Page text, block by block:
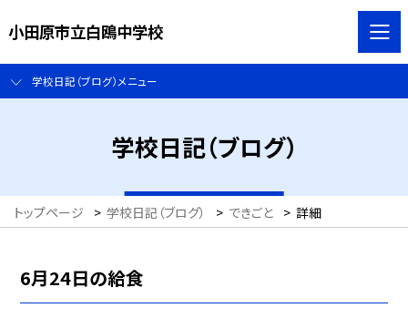
小田原市立白鴎中学校
学校日記（ブログ）メニュー
学校日記（ブログ）
トップページ > 学校日記（ブログ） > できごと > 詳細
6月24日の給食